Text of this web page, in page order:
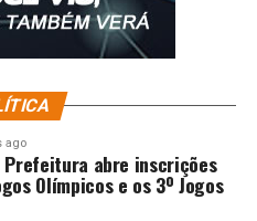
ago
Prefeitura abre inscrições
Olímpicos e os 3º Jogos